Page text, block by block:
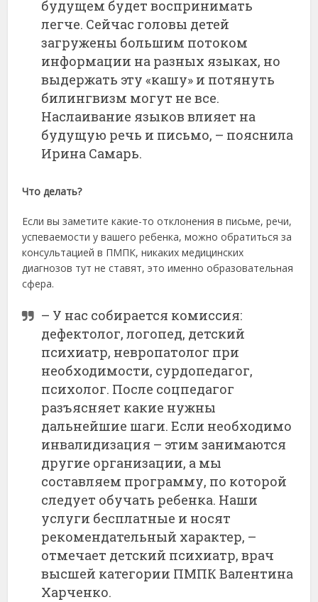
будущем будет воспринимать
легче. Сейчас головы детей
загружены большим потоком
информации на разных языках, но
выдержать эту «кашу» и потянуть
билингвизм могут не все.
Наслаивание языков влияет на
будущую речь и письмо, – пояснила
Ирина Самарь.
Что делать?
Если вы заметите какие-то отклонения в письме, речи,
успеваемости у вашего ребенка, можно обратиться за
консультацией в ПМПК, никаких медицинских
диагнозов тут не ставят, это именно образовательная
сфера.
– У нас собирается комиссия:
дефектолог, логопед, детский
психиатр, невропатолог при
необходимости, сурдопедагог,
психолог. После соцпедагог
разъясняет какие нужны
дальнейшие шаги. Если необходимо
инвалидизация – этим занимаются
другие организации, а мы
составляем программу, по которой
следует обучать ребенка. Наши
услуги бесплатные и носят
рекомендательный характер, –
отмечает детский психиатр, врач
высшей категории ПМПК Валентина
Харченко.